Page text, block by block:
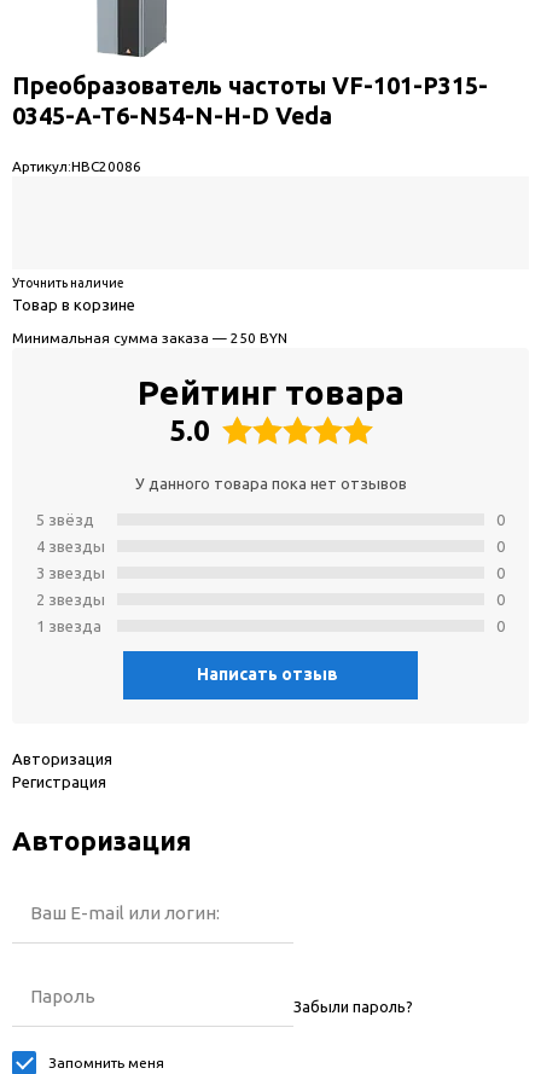
Преобразователь частоты VF-101-P315-
0345-A-T6-N54-N-H-D Veda
Артикул:HBC20086
Уточнить наличие
Товар в корзине
Минимальная сумма заказа — 250 BYN
Рейтинг товара
5.0
У данного товара пока нет отзывов
5 звёзд
4 звeзды
3 звeзды
2 звeзды
1 звeзда
0
0
0
0
0
Написать отзыв
Авторизация
Регистрация
Авторизация
Ваш E-mail или логин:
Пароль Забыли пароль?
Запомнить меня